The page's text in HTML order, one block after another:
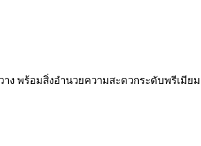
าง พร้อมสิ่งอำนวยความสะดวกระดับพรีเมี